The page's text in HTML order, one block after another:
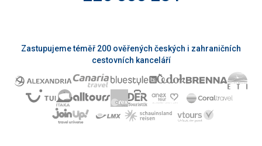
Zastupujeme téměř 200 ověřených českých i zahraničních
cestovních kanceláří